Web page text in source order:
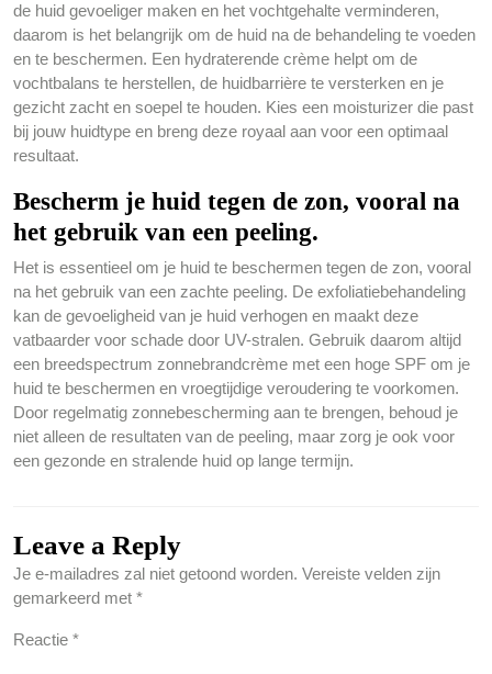
de huid gevoeliger maken en het vochtgehalte verminderen,
daarom is het belangrijk om de huid na de behandeling te voeden
en te beschermen. Een hydraterende crème helpt om de
vochtbalans te herstellen, de huidbarrière te versterken en je
gezicht zacht en soepel te houden. Kies een moisturizer die past
bij jouw huidtype en breng deze royaal aan voor een optimaal
resultaat.
Bescherm je huid tegen de zon, vooral na
het gebruik van een peeling.
Het is essentieel om je huid te beschermen tegen de zon, vooral
na het gebruik van een zachte peeling. De exfoliatiebehandeling
kan de gevoeligheid van je huid verhogen en maakt deze
vatbaarder voor schade door UV-stralen. Gebruik daarom altijd
een breedspectrum zonnebrandcrème met een hoge SPF om je
huid te beschermen en vroegtijdige veroudering te voorkomen.
Door regelmatig zonnebescherming aan te brengen, behoud je
niet alleen de resultaten van de peeling, maar zorg je ook voor
een gezonde en stralende huid op lange termijn.
Leave a Reply
Je e-mailadres zal niet getoond worden. Vereiste velden zijn
gemarkeerd met *
Reactie *